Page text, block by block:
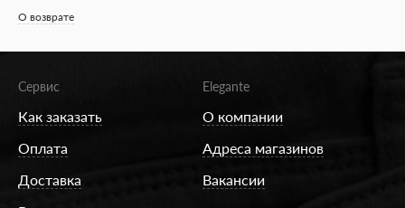
О возврате
Сервис
Как заказать
Оплата
Доставка
Elegante
О компании
Адреса магазинов
Вакансии